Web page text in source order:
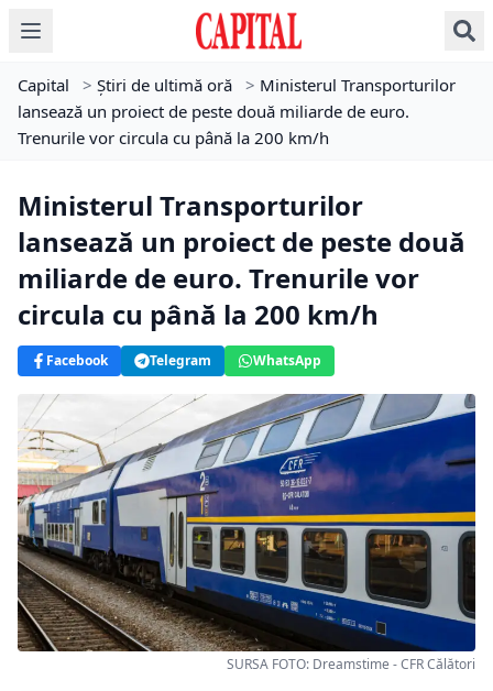
Capital > Știri de ultimă oră > Ministerul Transporturilor
lansează un proiect de peste două miliarde de euro.
Trenurile vor circula cu până la 200 km/h
Ministerul Transporturilor
lansează un proiect de peste două
miliarde de euro. Trenurile vor
circula cu până la 200 km/h
Facebook Telegram WhatsApp
SURSA FOTO: Dreamstime - CFR Călători